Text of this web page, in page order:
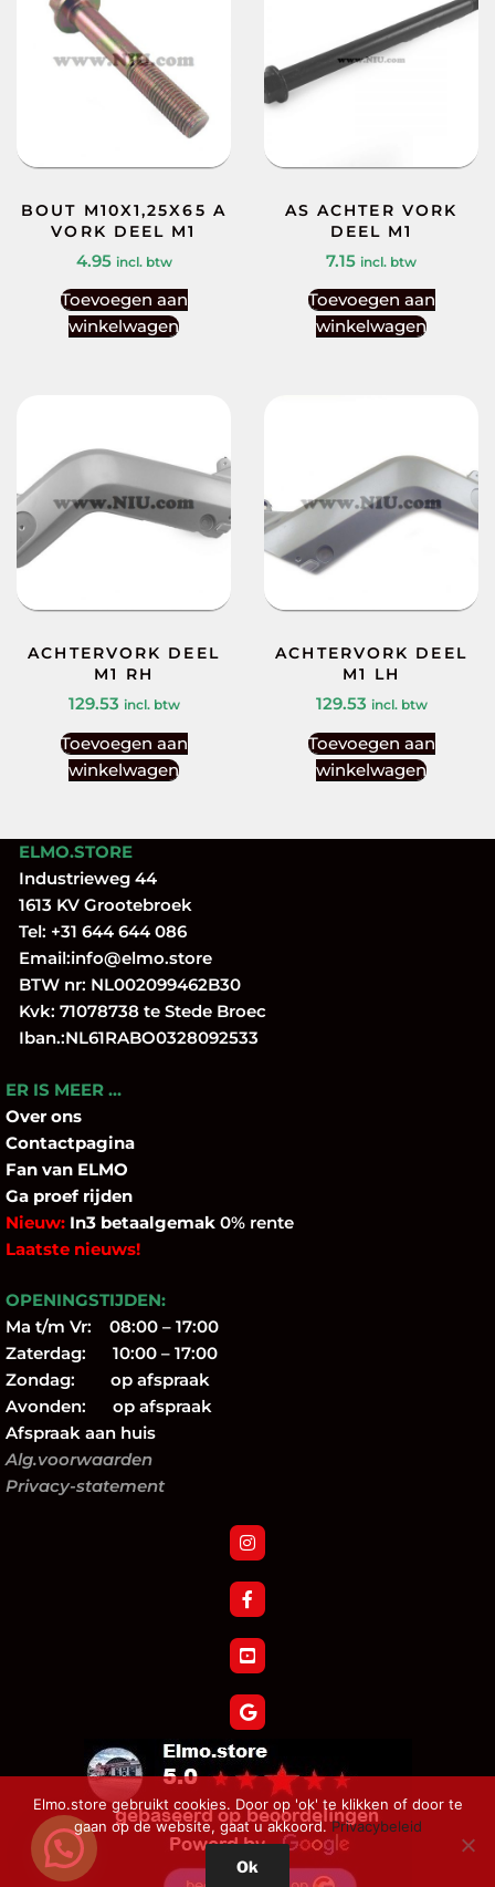
BOUT M10X1,25X65 A
VORK DEEL M1
4.95 incl. btw
Toevoegen aan
winkelwagen
AS ACHTER VORK
DEEL M1
7.15 incl. btw
Toevoegen aan
winkelwagen
ACHTERVORK DEEL
M1 RH
129.53 incl. btw
Toevoegen aan
winkelwagen
ACHTERVORK DEEL
M1 LH
129.53 incl. btw
Toevoegen aan
winkelwagen
ELMO.STORE
Industrieweg 44
1613 KV Grootebroek
Tel: +31 644 644 086
Email:info@elmo.store
BTW nr: NL002099462B30
Kvk: 71078738 te Stede Broec
Iban.:NL61RABO0328092533
ER IS MEER …
Over ons
Contactpagina
Fan van ELMO
Ga proef rijden
Nieuw: In3 betaalgemak 0% rente
Laatste nieuws!
OPENINGSTIJDEN:
Ma t/m Vr: 08:00 – 17:00
Zaterdag: 10:00 – 17:00
Zondag: op afspraak
Avonden: op afspraak
Afspraak aan huis
Alg.voorwaarden
Privacy-statement
Verzoek tot herroeping bestelling
Elmo.store gebruikt cookies. Door op 'ok' te klikken of door te
gaan op de website, gaat u akkoord.Privacybeleid
Ok